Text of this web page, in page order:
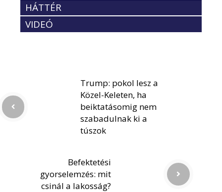
HÁTTÉR
VIDEÓ
Trump: pokol lesz a
Közel-Keleten, ha
beiktatásomig nem
szabadulnak ki a
túszok
Befektetési
gyorselemzés: mit
csinál a lakosság?